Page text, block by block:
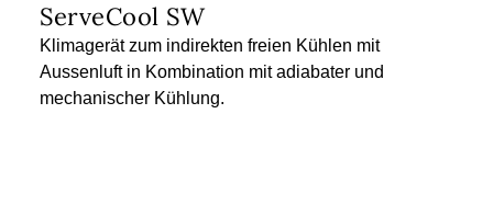
ServeCool SW
Klimagerät zum indirekten freien Kühlen mit
Aussenluft in Kombination mit adiabater und
mechanischer Kühlung.